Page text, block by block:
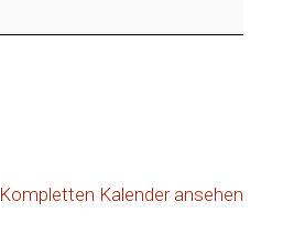
Kompletten Kalender ansehen